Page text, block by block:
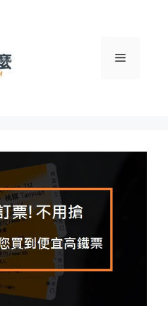
選